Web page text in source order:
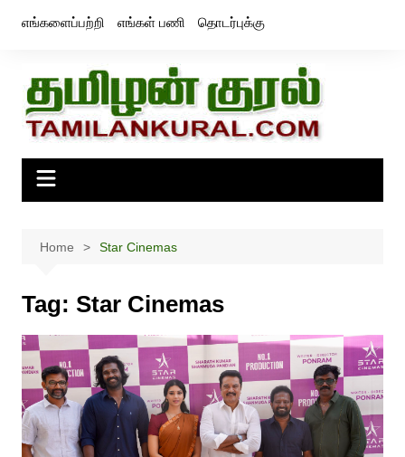
எங்களைப்பற்றி எங்கள் பணி தொடர்புக்கு
Home Star Cinemas
Tag: Star Cinemas